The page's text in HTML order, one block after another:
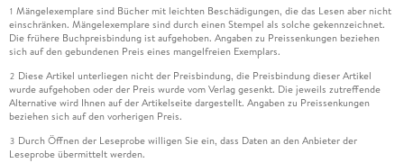
1 Mängelexemplare sind Bücher mit leichten Beschädigungen, die das Lesen aber nicht
einschränken. Mängelexemplare sind durch einen Stempel als solche gekennzeichnet.
Die frühere Buchpreisbindung ist aufgehoben. Angaben zu Preissenkungen beziehen
sich auf den gebundenen Preis eines mangelfreien Exemplars.
2 Diese Artikel unterliegen nicht der Preisbindung, die Preisbindung dieser Artikel
wurde aufgehoben oder der Preis wurde vom Verlag gesenkt. Die jeweils zutreffende
Alternative wird Ihnen auf der Artikelseite dargestellt. Angaben zu Preissenkungen
beziehen sich auf den vorherigen Preis.
3 Durch Öffnen der Leseprobe willigen Sie ein, dass Daten an den Anbieter der
Leseprobe übermittelt werden.